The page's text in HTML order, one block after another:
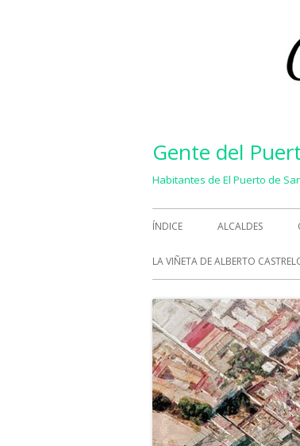
Gente del
Habitantes de El Puerto de
Menú
principal
ÍNDICE ALCALDES
LA VIÑETA DE ALBERTO